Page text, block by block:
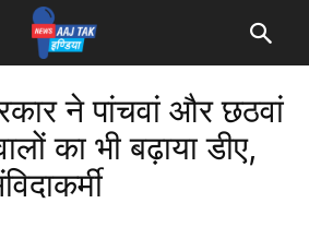
ने पांचवां और छठवां
का भी बढ़ाया डीए,